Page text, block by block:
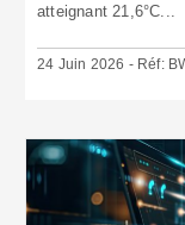
atteignant 21,6°C...
24 Juin 2026 - Réf: